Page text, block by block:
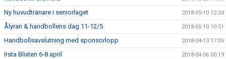
Ny huvudtränare i seniorlaget 2018-05-10 12:24
Ålyran & handbollens dag 11-12/5 2018-05-10 10:51
Handbollsavslutning med sponsorlopp 2018-04-13 17:05
Irsta Blixten 6-8 april 2018-04-06 00:19